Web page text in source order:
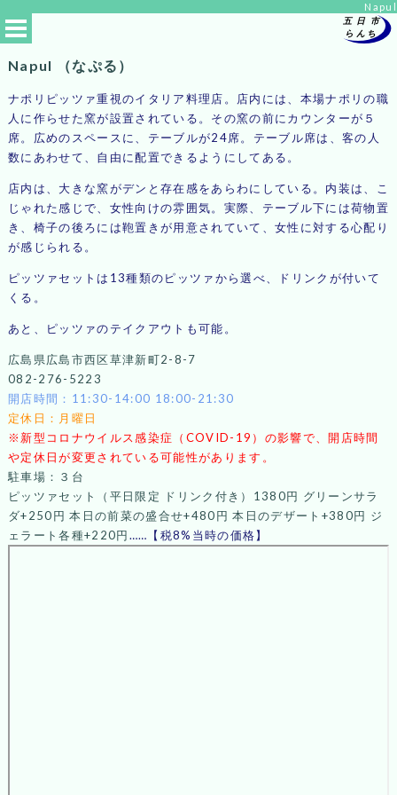
Napul
カテゴリ
エリア
Napul （なぷる）
ナポリピッツァ重視のイタリア料理店。店内には、本場ナポリの職
人に作らせた窯が設置されている。その窯の前にカウンターが５
席。広めのスペースに、テーブルが24席。テーブル席は、客の人
数にあわせて、自由に配置できるようにしてある。
店内は、大きな窯がデンと存在感をあらわにしている。内装は、こ
じゃれた感じで、女性向けの雰囲気。実際、テーブル下には荷物置
き、椅子の後ろには鞄置きが用意されていて、女性に対する心配り
が感じられる。
ピッツァセットは13種類のピッツァから選べ、ドリンクが付いて
くる。
あと、ピッツァのテイクアウトも可能。
広島県広島市西区草津新町2-8-7
082-276-5223
開店時間：11:30-14:00 18:00-21:30
定休日：月曜日
※新型コロナウイルス感染症（COVID-19）の影響で、開店時間
や定休日が変更されている可能性があります。
駐車場：３台
ピッツァセット（平日限定 ドリンク付き）1380円 グリーンサラ
ダ+250円 本日の前菜の盛合せ+480円 本日のデザート+380円 ジ
ェラート各種+220円……【税8%当時の価格】